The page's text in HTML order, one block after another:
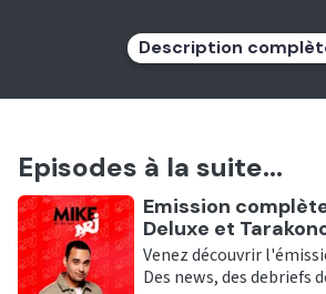
Description
Episodes à la suite...
Ecouter
Emission
Deluxe et
Venez découvrir
Des news, des debriefs